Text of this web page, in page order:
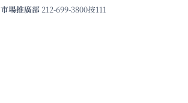
市場推廣部 212-699-3800按111